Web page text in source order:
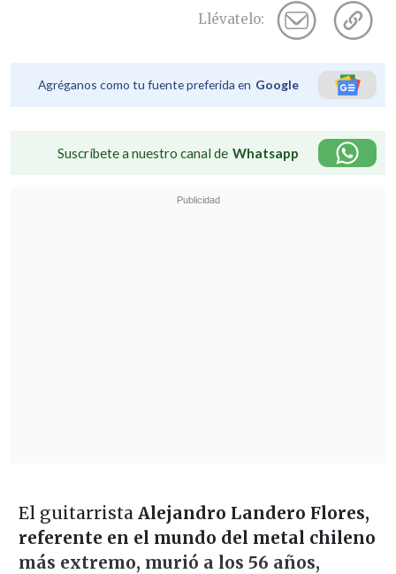
Llévatelo:
Agréganos como tu fuente preferida en Google
Suscríbete a nuestro canal de Whatsapp
El guitarrista Alejandro Landero Flores,
referente en el mundo del metal chileno
más extremo, murió a los 56 años,